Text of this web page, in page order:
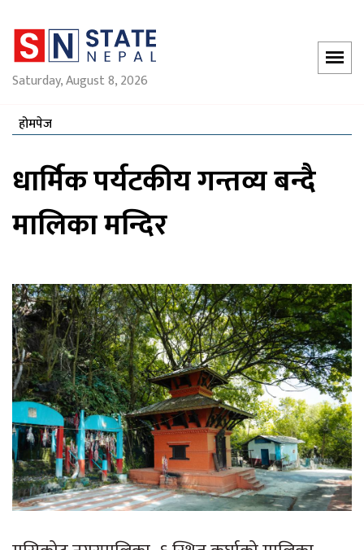
Saturday, August 8, 2026
होमपेज
धार्मिक पर्यटकीय गन्तव्य बन्दै
मालिका मन्दिर